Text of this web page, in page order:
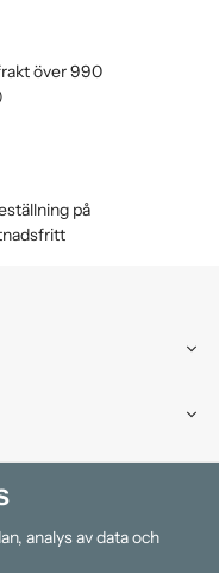
över 990
på
analys av data och